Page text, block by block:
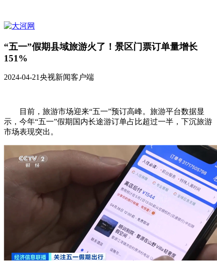
“五一”假期县域旅游火了！景区门票订单量增长
151%
2024-04-21央视新闻客户端
目前，旅游市场迎来“五一”预订高峰。旅游平台数据显
示，今年“五一”假期国内长途游订单占比超过一半，下沉旅游
市场表现突出。